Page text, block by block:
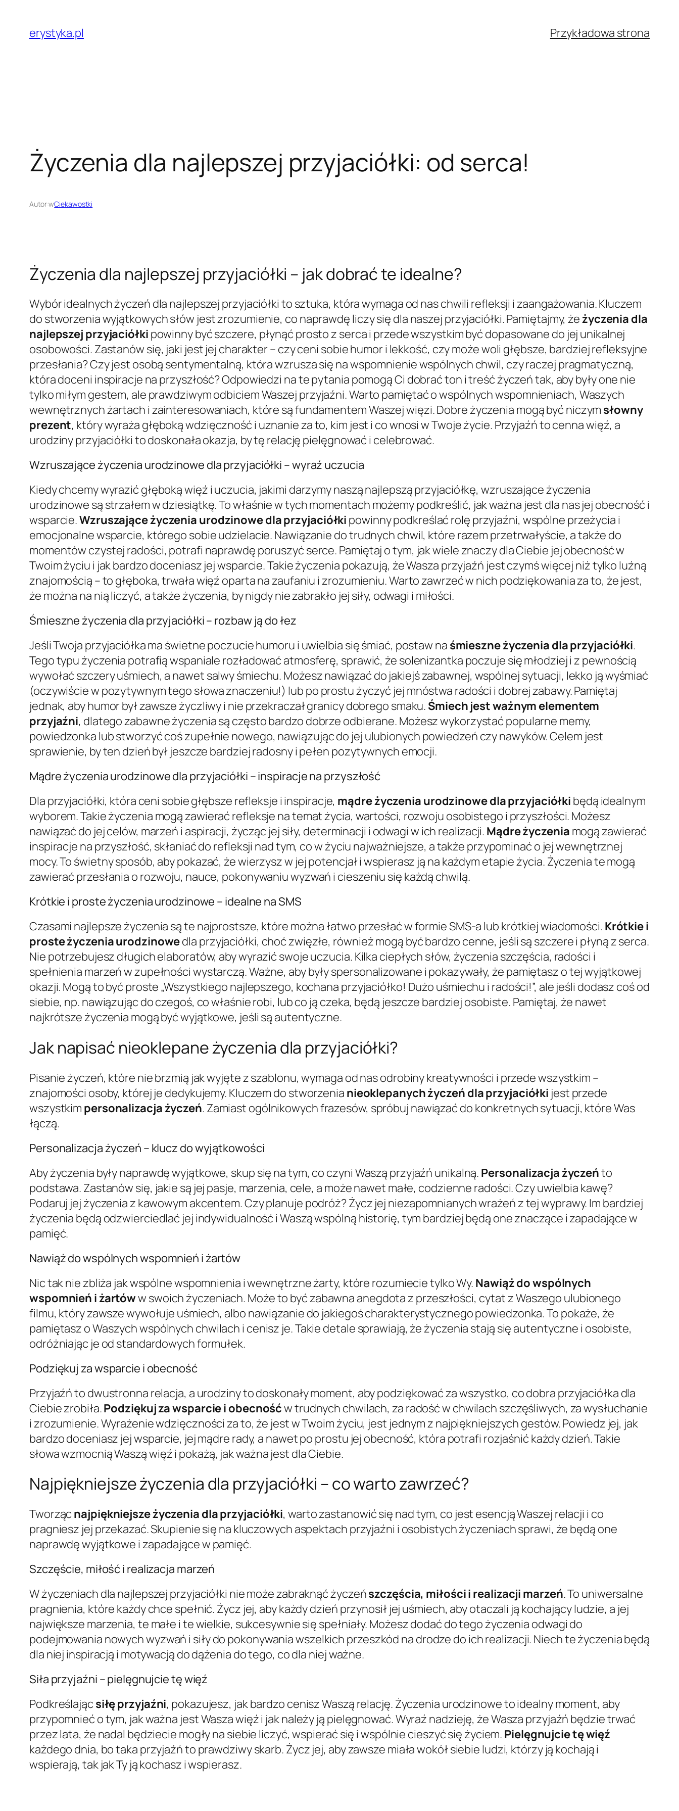
treści
erystyka.pl Przykładowa strona
Życzenia dla najlepszej przyjaciółki: od serca!
Autor:wCiekawostki
Życzenia dla najlepszej przyjaciółki – jak dobrać te idealne?
Wybór idealnych życzeń dla najlepszej przyjaciółki to sztuka, która wymaga od nas chwili refleksji i zaangażowania. Kluczem
do stworzenia wyjątkowych słów jest zrozumienie, co naprawdę liczy się dla naszej przyjaciółki. Pamiętajmy, żeżyczenia dla
najlepszej przyjaciółki powinny być szczere, płynąć prosto z serca i przede wszystkim być dopasowane do jej unikalnej
osobowości. Zastanów się, jaki jest jej charakter – czy ceni sobie humor i lekkość, czy może woli głębsze, bardziej refleksyjne
przesłania? Czy jest osobą sentymentalną, która wzrusza się na wspomnienie wspólnych chwil, czy raczej pragmatyczną,
która doceni inspiracje na przyszłość? Odpowiedzi na te pytania pomogą Ci dobrać ton i treść życzeń tak, aby były one nie
tylko miłym gestem, ale prawdziwym odbiciem Waszej przyjaźni. Warto pamiętać o wspólnych wspomnieniach, Waszych
wewnętrznych żartach i zainteresowaniach, które są fundamentem Waszej więzi. Dobre życzenia mogą być niczym słowny
prezent, który wyraża głęboką wdzięczność i uznanie za to, kim jest i co wnosi w Twoje życie. Przyjaźń to cenna więź, a
urodziny przyjaciółki to doskonała okazja, by tę relację pielęgnować i celebrować.
Wzruszające życzenia urodzinowe dla przyjaciółki – wyraź uczucia
Kiedy chcemy wyrazić głęboką więź i uczucia, jakimi darzymy naszą najlepszą przyjaciółkę, wzruszające życzenia
urodzinowe są strzałem w dziesiątkę. To właśnie w tych momentach możemy podkreślić, jak ważna jest dla nas jej obecność i
wsparcie.Wzruszające życzenia urodzinowe dla przyjaciółki powinny podkreślać rolę przyjaźni, wspólne przeżycia i
emocjonalne wsparcie, którego sobie udzielacie. Nawiązanie do trudnych chwil, które razem przetrwałyście, a także do
momentów czystej radości, potrafi naprawdę poruszyć serce. Pamiętaj o tym, jak wiele znaczy dla Ciebie jej obecność w
Twoim życiu i jak bardzo doceniasz jej wsparcie. Takie życzenia pokazują, że Wasza przyjaźń jest czymś więcej niż tylko luźną
znajomością – to głęboka, trwała więź oparta na zaufaniu i zrozumieniu. Warto zawrzeć w nich podziękowania za to, że jest,
że można na nią liczyć, a także życzenia, by nigdy nie zabrakło jej siły, odwagi i miłości.
Śmieszne życzenia dla przyjaciółki – rozbaw ją do łez
Jeśli Twoja przyjaciółka ma świetne poczucie humoru i uwielbia się śmiać, postaw na śmieszne życzenia dla przyjaciółki.
Tego typu życzenia potrafią wspaniale rozładować atmosferę, sprawić, że solenizantka poczuje się młodziej i z pewnością
wywołać szczery uśmiech, a nawet salwy śmiechu. Możesz nawiązać do jakiejś zabawnej, wspólnej sytuacji, lekko ją wyśmiać
(oczywiście w pozytywnym tego słowa znaczeniu!) lub po prostu życzyć jej mnóstwa radości i dobrej zabawy. Pamiętaj
jednak, aby humor był zawsze życzliwy i nie przekraczał granicy dobrego smaku. Śmiech jest ważnym elementem
przyjaźni, dlatego zabawne życzenia są często bardzo dobrze odbierane. Możesz wykorzystać popularne memy,
powiedzonka lub stworzyć coś zupełnie nowego, nawiązując do jej ulubionych powiedzeń czy nawyków. Celem jest
sprawienie, by ten dzień był jeszcze bardziej radosny i pełen pozytywnych emocji.
Mądre życzenia urodzinowe dla przyjaciółki – inspiracje na przyszłość
Dla przyjaciółki, która ceni sobie głębsze refleksje i inspiracje, mądre życzenia urodzinowe dla przyjaciółki będą idealnym
wyborem. Takie życzenia mogą zawierać refleksje na temat życia, wartości, rozwoju osobistego i przyszłości. Możesz
nawiązać do jej celów, marzeń i aspiracji, życząc jej siły, determinacji i odwagi w ich realizacji. Mądre życzenia mogą zawierać
inspiracje na przyszłość, skłaniać do refleksji nad tym, co w życiu najważniejsze, a także przypominać o jej wewnętrznej
mocy. To świetny sposób, aby pokazać, że wierzysz w jej potencjał i wspierasz ją na każdym etapie życia. Życzenia te mogą
zawierać przesłania o rozwoju, nauce, pokonywaniu wyzwań i cieszeniu się każdą chwilą.
Krótkie i proste życzenia urodzinowe – idealne na SMS
Czasami najlepsze życzenia są te najprostsze, które można łatwo przesłać w formie SMS-a lub krótkiej wiadomości. Krótkie i
proste życzenia urodzinowedla przyjaciółki, choć zwięzłe, również mogą być bardzo cenne, jeśli są szczere i płyną z serca.
Nie potrzebujesz długich elaboratów, aby wyrazić swoje uczucia. Kilka ciepłych słów, życzenia szczęścia, radości i
spełnienia marzeń w zupełności wystarczą. Ważne, aby były spersonalizowane i pokazywały, że pamiętasz o tej wyjątkowej
okazji. Mogą to być proste „Wszystkiego najlepszego, kochana przyjaciółko! Dużo uśmiechu i radości!”, ale jeśli dodasz coś od
siebie, np. nawiązując do czegoś, co właśnie robi, lub co ją czeka, będą jeszcze bardziej osobiste. Pamiętaj, że nawet
najkrótsze życzenia mogą być wyjątkowe, jeśli są autentyczne.
Jak napisać nieoklepane życzenia dla przyjaciółki?
Pisanie życzeń, które nie brzmią jak wyjęte z szablonu, wymaga od nas odrobiny kreatywności i przede wszystkim –
znajomości osoby, której je dedykujemy. Kluczem do stworzenia nieoklepanych życzeń dla przyjaciółki jest przede
wszystkim personalizacja życzeń. Zamiast ogólnikowych frazesów, spróbuj nawiązać do konkretnych sytuacji, które Was
łączą.
Personalizacja życzeń – klucz do wyjątkowości
Aby życzenia były naprawdę wyjątkowe, skup się na tym, co czyni Waszą przyjaźń unikalną. Personalizacja życzeńto
podstawa. Zastanów się, jakie są jej pasje, marzenia, cele, a może nawet małe, codzienne radości. Czy uwielbia kawę?
Podaruj jej życzenia z kawowym akcentem. Czy planuje podróż? Życz jej niezapomnianych wrażeń z tej wyprawy. Im bardziej
życzenia będą odzwierciedlać jej indywidualność i Waszą wspólną historię, tym bardziej będą one znaczące i zapadające w
pamięć.
Nawiąż do wspólnych wspomnień i żartów
Nic tak nie zbliża jak wspólne wspomnienia i wewnętrzne żarty, które rozumiecie tylko Wy. Nawiąż do wspólnych
wspomnień i żartóww swoich życzeniach. Może to być zabawna anegdota z przeszłości, cytat z Waszego ulubionego
filmu, który zawsze wywołuje uśmiech, albo nawiązanie do jakiegoś charakterystycznego powiedzonka. To pokaże, że
pamiętasz o Waszych wspólnych chwilach i cenisz je. Takie detale sprawiają, że życzenia stają się autentyczne i osobiste,
odróżniając je od standardowych formułek.
Podziękuj za wsparcie i obecność
Przyjaźń to dwustronna relacja, a urodziny to doskonały moment, aby podziękować za wszystko, co dobra przyjaciółka dla
Ciebie zrobiła.Podziękuj za wsparcie i obecnośćw trudnych chwilach, za radość w chwilach szczęśliwych, za wysłuchanie
i zrozumienie. Wyrażenie wdzięczności za to, że jest w Twoim życiu, jest jednym z najpiękniejszych gestów. Powiedz jej, jak
bardzo doceniasz jej wsparcie, jej mądre rady, a nawet po prostu jej obecność, która potrafi rozjaśnić każdy dzień. Takie
słowa wzmocnią Waszą więź i pokażą, jak ważna jest dla Ciebie.
Najpiękniejsze życzenia dla przyjaciółki – co warto zawrzeć?
Tworząc najpiękniejsze życzenia dla przyjaciółki, warto zastanowić się nad tym, co jest esencją Waszej relacji i co
pragniesz jej przekazać. Skupienie się na kluczowych aspektach przyjaźni i osobistych życzeniach sprawi, że będą one
naprawdę wyjątkowe i zapadające w pamięć.
Szczęście, miłość i realizacja marzeń
W życzeniach dla najlepszej przyjaciółki nie może zabraknąć życzeńszczęścia, miłości i realizacji marzeń. To uniwersalne
pragnienia, które każdy chce spełnić. Życz jej, aby każdy dzień przynosił jej uśmiech, aby otaczali ją kochający ludzie, a jej
największe marzenia, te małe i te wielkie, sukcesywnie się spełniały. Możesz dodać do tego życzenia odwagi do
podejmowania nowych wyzwań i siły do pokonywania wszelkich przeszkód na drodze do ich realizacji. Niech te życzenia będą
dla niej inspiracją i motywacją do dążenia do tego, co dla niej ważne.
Siła przyjaźni – pielęgnujcie tę więź
Podkreślając siłę przyjaźni, pokazujesz, jak bardzo cenisz Waszą relację. Życzenia urodzinowe to idealny moment, aby
przypomnieć o tym, jak ważna jest Wasza więź i jak należy ją pielęgnować. Wyraź nadzieję, że Wasza przyjaźń będzie trwać
przez lata, że nadal będziecie mogły na siebie liczyć, wspierać się i wspólnie cieszyć się życiem. Pielęgnujcie tę więź
każdego dnia, bo taka przyjaźń to prawdziwy skarb. Życz jej, aby zawsze miała wokół siebie ludzi, którzy ją kochają i
wspierają, tak jak Ty ją kochasz i wspierasz.